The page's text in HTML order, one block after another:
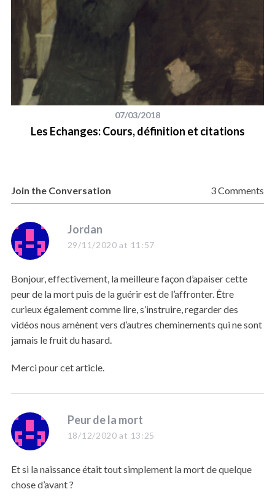
07/03/2018
Les Echanges: Cours, définition et citations
Join the Conversation 3 Comments
s
a
s
:
Jordan
29/11/2020 at 11:57
Bonjour, effectivement, la meilleure façon d’apaiser cette
peur de la mort puis de la guérir est de l’affronter. Être
curieux également comme lire, s’instruire, regarder des
vidéos nous amènent vers d’autres cheminements qui ne sont
jamais le fruit du hasard.
Merci pour cet article.
s
a
s
:
Peur de la mort
18/12/2020 at 13:25
Et si la naissance était tout simplement la mort de quelque
chose d’avant ?